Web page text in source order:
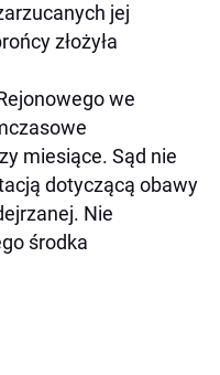
jej
złożyła
we
miesiące. Sąd nie
dotyczącą obawy
Nie
środka